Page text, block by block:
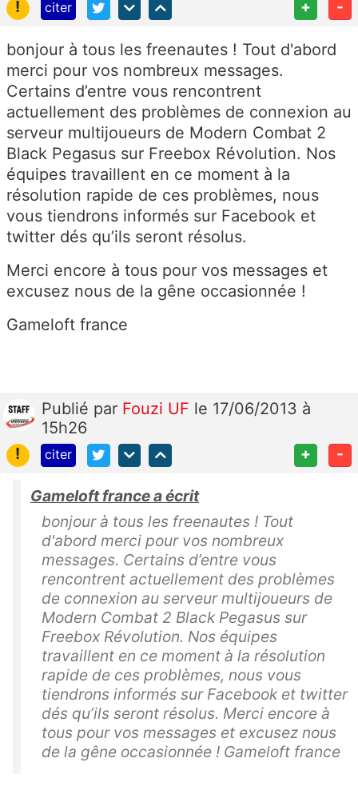
! citer + -
bonjour à tous les freenautes ! Tout d'abord
merci pour vos nombreux messages.
Certains d’entre vous rencontrent
actuellement des problèmes de connexion au
serveur multijoueurs de Modern Combat 2
Black Pegasus sur Freebox Révolution. Nos
équipes travaillent en ce moment à la
résolution rapide de ces problèmes, nous
vous tiendrons informés sur Facebook et
twitter dés qu’ils seront résolus.
Merci encore à tous pour vos messages et
excusez nous de la gêne occasionnée !
Gameloft france
Publié par Fouzi UF le 17/06/2013 à
15h26
!
citer + -
Gameloft france a écrit
bonjour à tous les freenautes ! Tout
d'abord merci pour vos nombreux
messages. Certains d’entre vous
rencontrent actuellement des problèmes
de connexion au serveur multijoueurs de
Modern Combat 2 Black Pegasus sur
Freebox Révolution. Nos équipes
travaillent en ce moment à la résolution
rapide de ces problèmes, nous vous
tiendrons informés sur Facebook et twitter
dés qu’ils seront résolus. Merci encore à
tous pour vos messages et excusez nous
de la gêne occasionnée ! Gameloft france